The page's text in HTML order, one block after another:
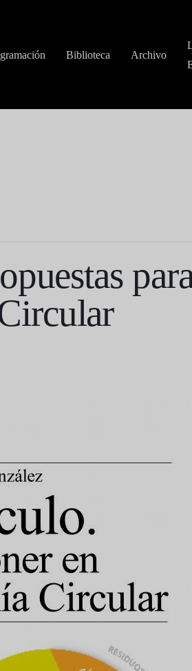
Biblioteca Archivo